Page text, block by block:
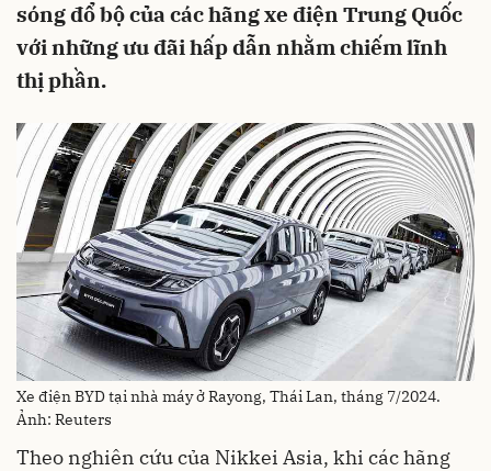
sóng đổ bộ của các hãng xe điện Trung Quốc
với những ưu đãi hấp dẫn nhằm chiếm lĩnh
thị phần.
Xe điện BYD tại nhà máy ở Rayong, Thái Lan, tháng 7/2024.
Ảnh: Reuters
Theo nghiên cứu của Nikkei Asia, khi các hãng
Hủy